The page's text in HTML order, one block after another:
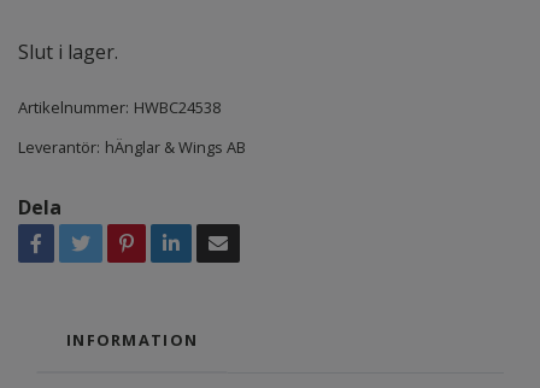
Slut i lager.
Artikelnummer: HWBC24538
Leverantör: hÄnglar & Wings AB
Dela
INFORMATION